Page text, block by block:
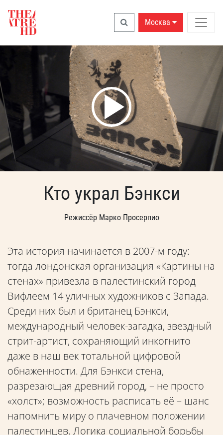
Москва
Кто украл Бэнкси
Режиссёр Марко Просерпио
Эта история начинается в 2007-м году:
тогда лондонская организация «Картины на
стенах» привезла в палестинский город
Вифлеем 14 уличных художников с Запада.
Среди них был и британец Бэнкси,
международный человек-загадка, звездный
стрит-артист, сохраняющий инкогнито
даже в наш век тотальной цифровой
обнаженности. Для Бэнкси стена,
разрезающая древний город, – не просто
«холст»; возможность расписать её – шанс
напомнить миру о плачевном положении
палестинцев. Логика социальной борьбы